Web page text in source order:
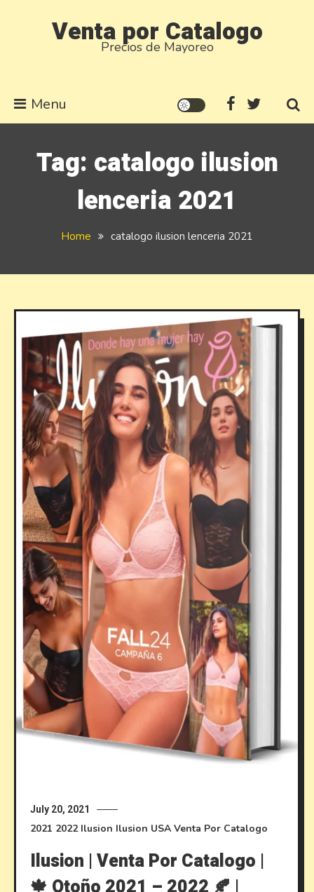
Venta por Catalogo
Precios de Mayoreo
Menu
Tag: catalogo ilusion
lenceria 2021
Home catalogo ilusion lenceria 2021
July 20, 2021
2021 2022 Ilusion Ilusion USA Venta Por Catalogo
Ilusion | Venta Por Catalogo |